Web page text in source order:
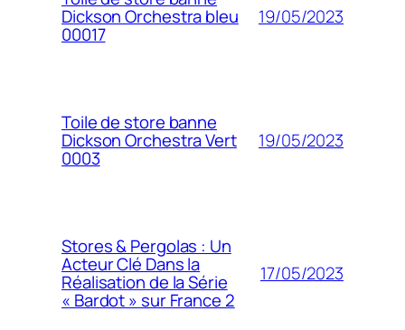
Dickson Orchestra bleu
00017
19/05/2023
Toile de store banne
Dickson Orchestra Vert
0003
19/05/2023
Stores & Pergolas : Un
Acteur Clé Dans la
Réalisation de la Série
« Bardot » sur France 2
17/05/2023